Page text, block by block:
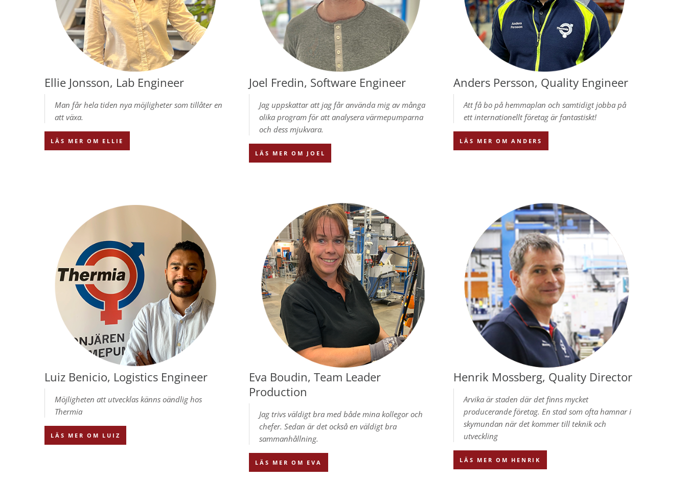
Ellie Jonsson, Lab Engineer
Man får hela tiden nya möjligheter som tillåter en
att växa.
LÄS MER OM ELLIE
Joel Fredin, Software Engineer
Jag uppskattar att jag får använda mig av många
olika program för att analysera värmepumparna
och dess mjukvara.
LÄS MER OM JOEL
Anders Persson, Quality Engineer
Att få bo på hemmaplan och samtidigt jobba på
ett internationellt företag är fantastiskt!
LÄS MER OM ANDERS
Luiz Benicio, Logistics Engineer
Möjligheten att utvecklas känns oändlig hos
Thermia
LÄS MER OM LUIZ
Eva Boudin, Team Leader
Production
Jag trivs väldigt bra med både mina kollegor och
chefer. Sedan är det också en väldigt bra
sammanhållning.
LÄS MER OM EVA
Henrik Mossberg, Quality Director
Arvika är staden där det finns mycket
producerande företag. En stad som ofta hamnar i
skymundan när det kommer till teknik och
utveckling
LÄS MER OM HENRIK